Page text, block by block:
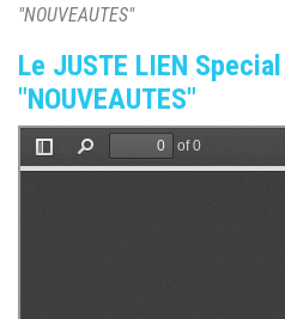
"NOUVEAUTES"
Le JUSTE LIEN Special
"NOUVEAUTES"